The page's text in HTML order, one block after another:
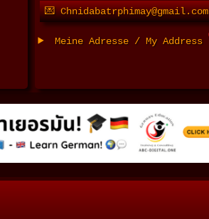
💌 Chnidabatrphimay@gmail.com
Meine Adresse / My Address